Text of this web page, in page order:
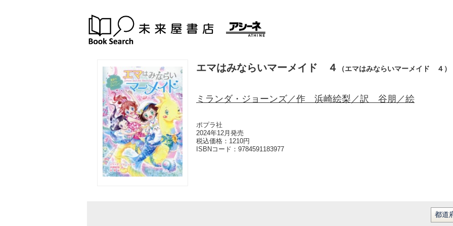
エマはみならいマーメイド ４ （エマはみならいマーメイド ４）
ミランダ・ジョーンズ／作 浜崎絵梨／訳 谷朋／絵
ポプラ社
2024年12月発売
税込価格：1210円
ISBNコード： 9784591183977